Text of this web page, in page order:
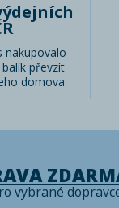
nakupovalo
převzít
domova.
vybrané